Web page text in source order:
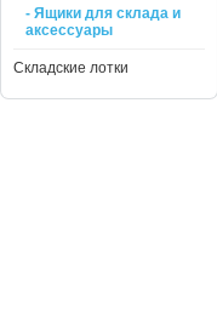
- Ящики для склада и
аксессуары
Складские лотки